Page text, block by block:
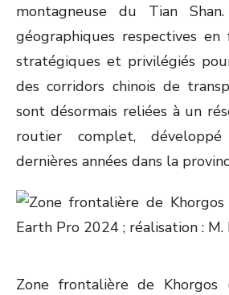
montagneuse du Tian
géographiques respectives en
stratégiques et privilégiés
des corridors chinois de
sont désormais reliées à un
routier complet,
dernières années dans la
Zone frontalière de Khorgos